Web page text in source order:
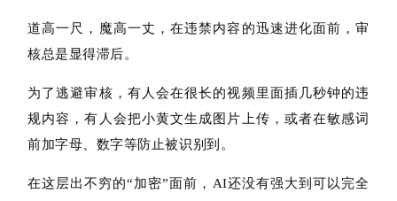
道高一尺，魔高一丈，在违禁内容的迅速进化面前，审
核总是显得滞后。
为了逃避审核，有人会在很长的视频里面插几秒钟的违
规内容，有人会把小黄文生成图片上传，或者在敏感词
前加字母、数字等防止被识别到。
在这层出不穷的“加密”面前，AI还没有强大到可以完全